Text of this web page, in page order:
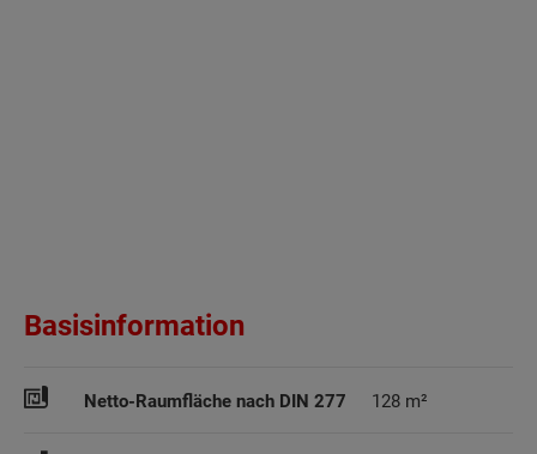
Basisinformation
Netto-Raumfläche nach DIN 277 128 m²